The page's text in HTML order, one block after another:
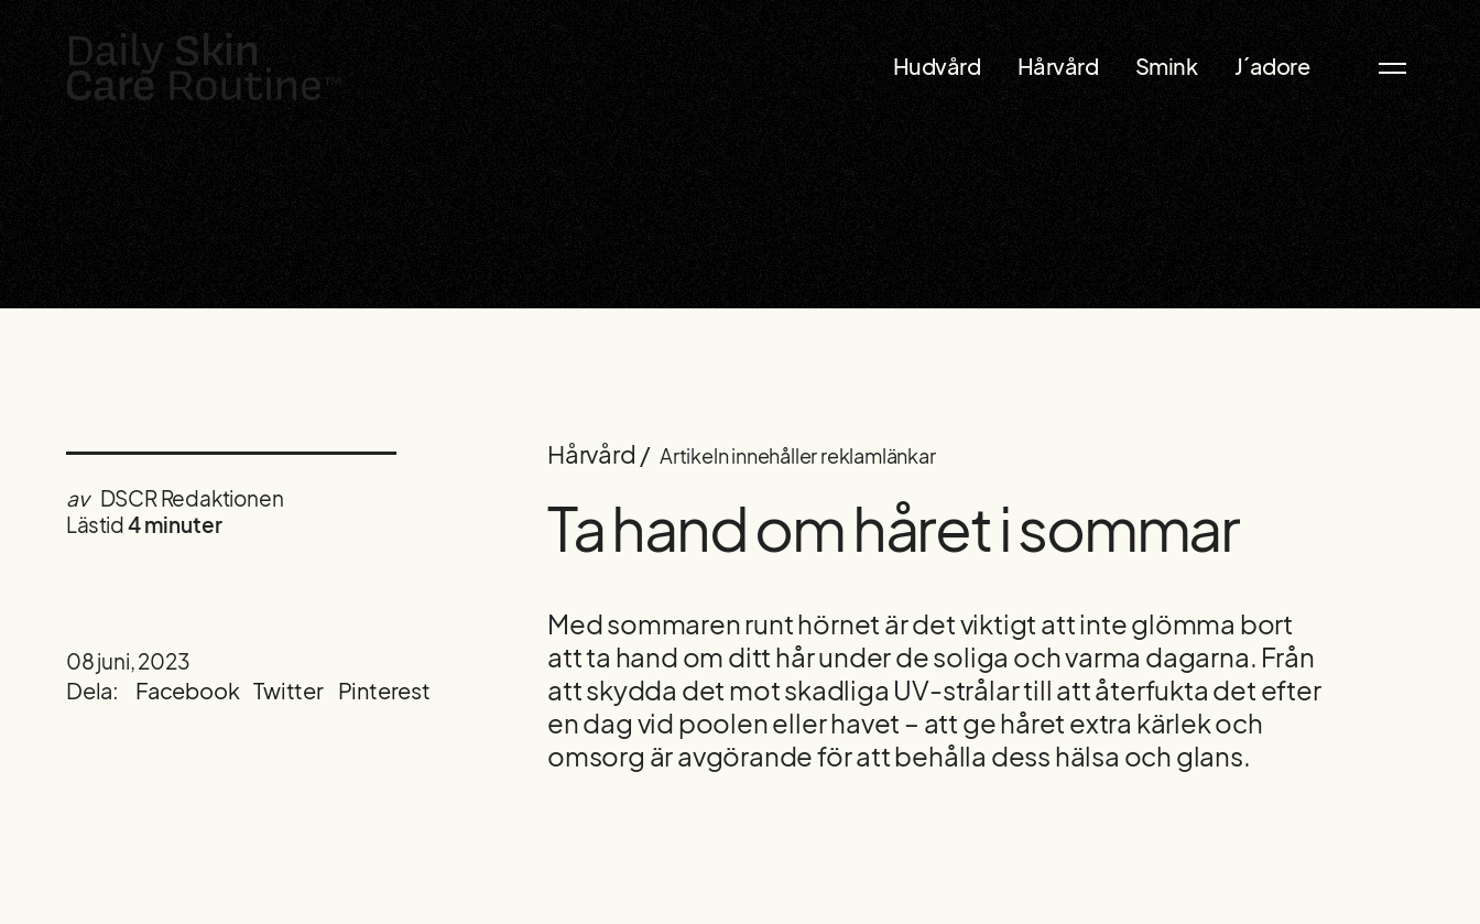
Hudvård Hårvård Smink J´adore
av DSCR Redaktionen
Lästid4 minuter
08 juni, 2023
Dela: Facebook Twitter Pinterest
Hårvård / Artikeln innehåller reklamlänkar
Ta hand om håret i sommar
Med sommaren runt hörnet är det viktigt att inte glömma bort
att ta hand om ditt hår under de soliga och varma dagarna. Från
att skydda det mot skadliga UV-strålar till att återfukta det efter
en dag vid poolen eller havet – att ge håret extra kärlek och
omsorg är avgörande för att behålla dess hälsa och glans.